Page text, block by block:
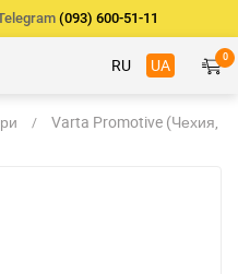
(093) 600-51-11
RU UA 0
Varta Promotive (Чехия,